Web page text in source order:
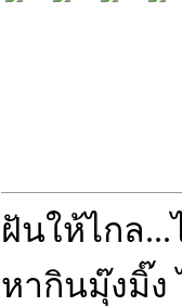
ฝันให้ไกล
หากินมุ๊งมิ๊ง